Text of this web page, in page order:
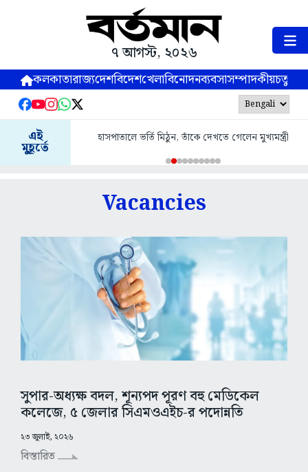
৭ আগস্ট, ২০২৬
কলকাতারাজ্যদেশবিদেশখেলাবিনোদনব্যবসাসম্পাদকীয়
এই
মুহূর্তে
মিঠুন, তাঁকে দেখতে গেলেন মুখ্যমন্ত্রী সার্ভে বিল্ডিংয়ের সামনে থেকে শুরু হল
Vacancies
সুপার-অধ্যক্ষ বদল, শূন্যপদ পূরণ বহু মেডিকেল
কলেজে, ৫ জেলার সিএমওএইচ-র পদোন্নতি
২৩ জুলাই, ২০২৬
বিস্তারিত